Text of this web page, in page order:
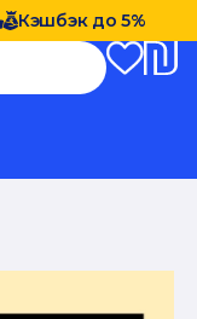
Кэшбэк до 5%